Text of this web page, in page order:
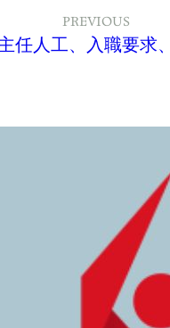
PREVIOUS
任人工、入職要求